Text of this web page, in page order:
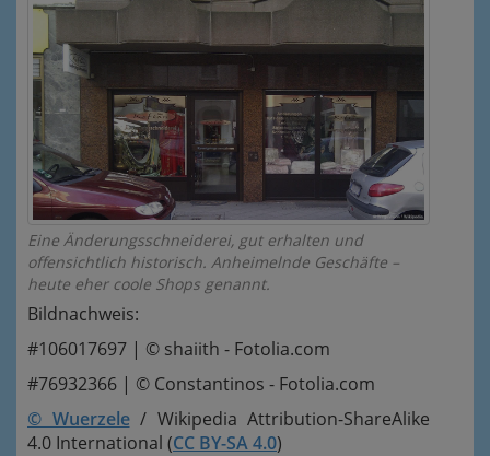
Eine Änderungsschneiderei, gut erhalten und
offensichtlich historisch. Anheimelnde Geschäfte –
heute eher coole Shops genannt.
Bildnachweis:
#106017697 | © shaiith - Fotolia.com
#76932366 | © Constantinos - Fotolia.com
© Wuerzele/ Wikipedia Attribution-ShareAlike
4.0 International (CC BY-SA 4.0)